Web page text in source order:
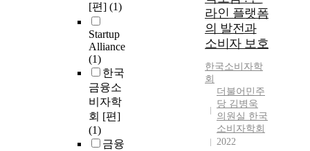
[편] (1)
Startup
Alliance
(1)
한국
금융소
비자학
회 [편]
(1)
금융
라인 플랫폼
의 발전과
소비자 보호
한국소비자학
회
더불어민주
당 김병욱
의원실 한국
소비자학회
2022